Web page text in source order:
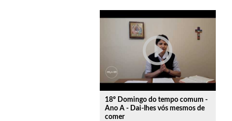
play_circle_outline
18º Domingo do tempo comum -
Ano A - Dai-lhes vós mesmos de
comer